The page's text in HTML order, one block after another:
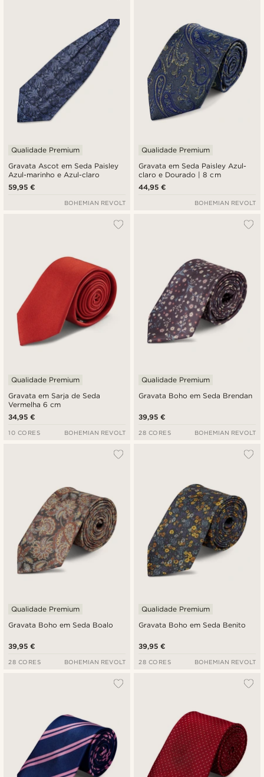
Gravata Ascot em Seda Paisley
Azul-marinho e Azul-claro
Qualidade Premium
59,95 €
BOHEMIAN REVOLT
Gravata em Seda Paisley Azul-
claro e Dourado | 8 cm
Qualidade Premium
44,95 €
BOHEMIAN REVOLT
Gravata em Sarja de Seda
Vermelha 6 cm
Qualidade Premium
34,95 €
10 CORES BOHEMIAN REVOLT
Gravata Boho em Seda Brendan
Qualidade Premium
39,95 €
28 CORES BOHEMIAN REVOLT
Gravata Boho em Seda Boalo
Qualidade Premium
39,95 €
28 CORES BOHEMIAN REVOLT
Gravata Boho em Seda Benito
Qualidade Premium
39,95 €
28 CORES BOHEMIAN REVOLT